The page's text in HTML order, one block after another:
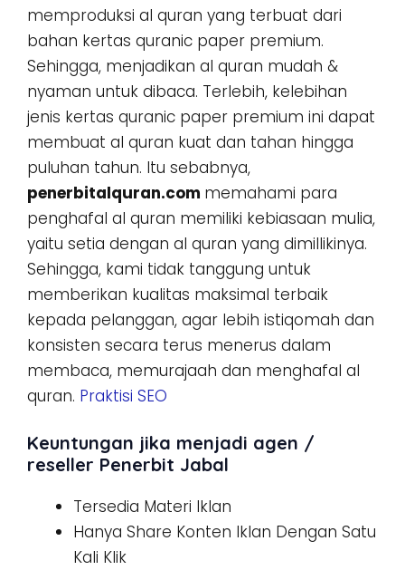
memproduksi al quran yang terbuat dari
bahan kertas quranic paper premium.
Sehingga, menjadikan al quran mudah &
nyaman untuk dibaca. Terlebih, kelebihan
jenis kertas quranic paper premium ini dapat
membuat al quran kuat dan tahan hingga
puluhan tahun. Itu sebabnya,
penerbitalquran.com memahami para
penghafal al quran memiliki kebiasaan mulia,
yaitu setia dengan al quran yang dimillikinya.
Sehingga, kami tidak tanggung untuk
memberikan kualitas maksimal terbaik
kepada pelanggan, agar lebih istiqomah dan
konsisten secara terus menerus dalam
membaca, memurajaah dan menghafal al
quran. Praktisi SEO
Keuntungan jika menjadi agen /
reseller Penerbit Jabal
Tersedia Materi Iklan
Hanya Share Konten Iklan Dengan Satu
Kali Klik